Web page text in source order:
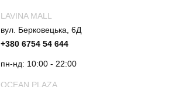
LAVINA MALL
вул. Берковецька, 6Д
+380 6754 54 644
пн-нд: 10:00 - 22:00
OCEAN PLAZA